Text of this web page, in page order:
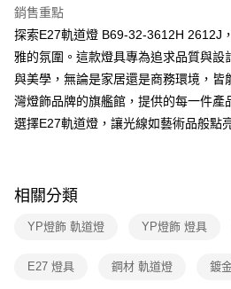
全盈+PAY
AFTEE先享後付
相關說明
【關於「AFTEE先享後付」】
AFTEE先享後付是「在收到商品之後才付款
便利好安心！
１．簡單：不需註冊會員、不需綁卡、不需
【「AFTEE先享後付」結帳流程】
１．於結帳方式選擇「AFTEE先享後付」後
結帳頁面，進行簡訊認證並確認金額後，即
ATM／網路銀行／等多元方式進行付款，方
每筆NT$180，滿NT$5,000(含以上)免運
銷售重點
探索E27軌道燈 B69-32-3612H 2612J
雅的氛圍。這款燈具專為追求品質與設
與美學，無論是家居還是商務環境，皆
灣燈飾品牌的旗艦館，提供的每一件產
選擇E27軌道燈，讓光線如藝術品般點
相關分類
YP燈飾 軌道燈 YP燈飾 燈具
E27 燈具 鋼材 軌道燈 鍍